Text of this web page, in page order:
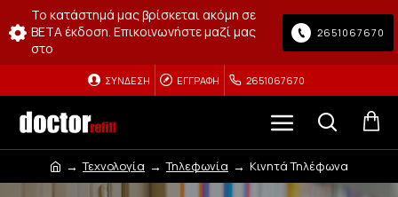
Το κατάστημά μας βρίσκεται ακόμη σε
BETA έκδοση. Επικοινωνήστε μαζί μας
στο
2651067670
ΣΎΝΔΕΣΗ ΕΓΓΡΑΦΉ 2651067670
Τεχνολογία Τηλεφωνία Κινητά Τηλέφωνα